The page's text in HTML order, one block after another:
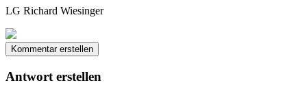
LG Richard Wiesinger
Kommentar erstellen
Antwort erstellen